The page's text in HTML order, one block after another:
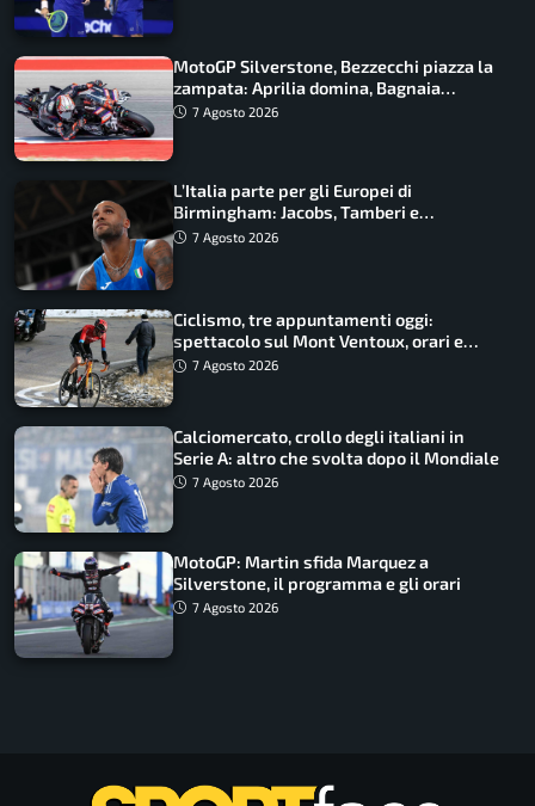
MotoGP Silverstone, Bezzecchi piazza la
zampata: Aprilia domina, Bagnaia
costretto al Q1
7 Agosto 2026
L’Italia parte per gli Europei di
Birmingham: Jacobs, Tamberi e
Battocletti guidano una spedizione
7 Agosto 2026
Ciclismo, tre appuntamenti oggi:
spettacolo sul Mont Ventoux, orari e
come vederli
7 Agosto 2026
Calciomercato, crollo degli italiani in
Serie A: altro che svolta dopo il Mondiale
7 Agosto 2026
MotoGP: Martin sfida Marquez a
Silverstone, il programma e gli orari
7 Agosto 2026